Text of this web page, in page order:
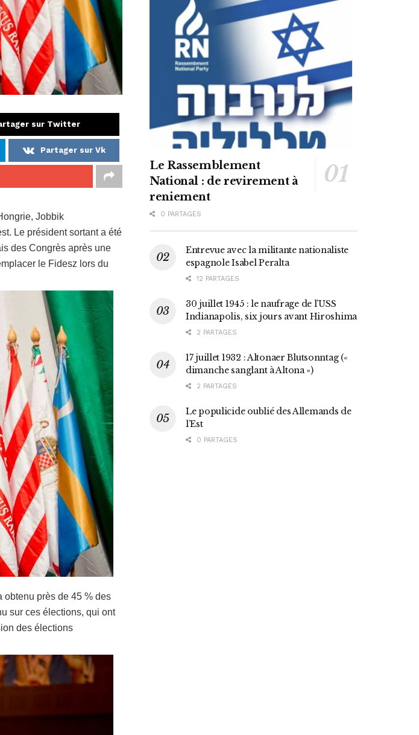
sur Twitter
Partager sur Vk
Jobbik
Le président sortant a été
des Congrès après une
le Fidesz lors du
obtenu près de 45 % des
sur ces élections, qui ont
des élections
Le Rassemblement
National : de revirement à
reniement
0 PARTAGES
Entrevue avec la militante nationaliste
espagnole Isabel Peralta
12 PARTAGES
30 juillet 1945 : le naufrage de l’USS
Indianapolis, six jours avant Hiroshima
2 PARTAGES
17 juillet 1932 : Altonaer Blutsonntag («
dimanche sanglant à Altona »)
2 PARTAGES
Le populicide oublié des Allemands de
l’Est
0 PARTAGES